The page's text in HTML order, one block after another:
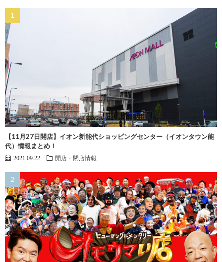
【11月27日開店】イオン新能代ショッピングセンター（イオンタウン能
代）情報まとめ！
2021.09.22 開店・閉店情報